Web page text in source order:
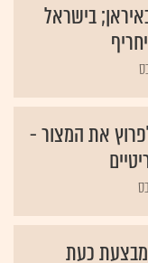
בישראל
את המצור -
כעת